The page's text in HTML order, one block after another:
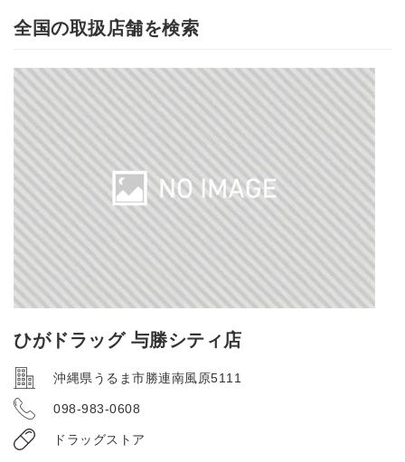
全国の取扱店舗を検索
ひがドラッグ 与勝シティ店
沖縄県うるま市勝連南風原5111
098-983-0608
ドラッグストア